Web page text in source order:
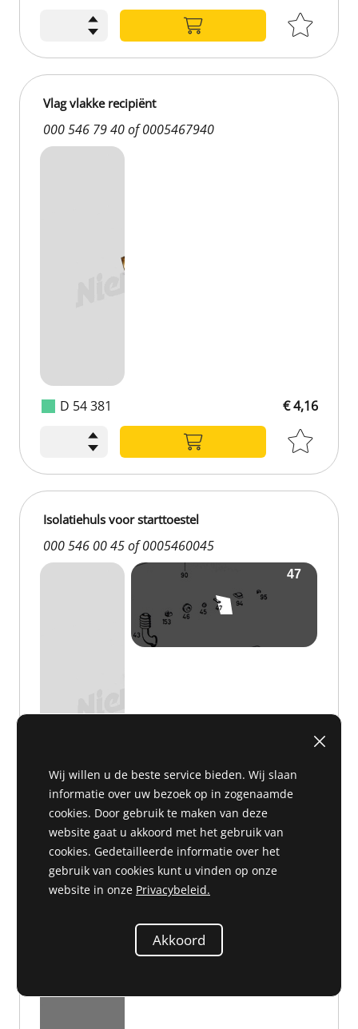
D 54 381
Vlag vlakke recipiënt
000 546 79 40 of 0005467940
€ 4,16
D 54 413
Isolatiehuls voor starttoestel
000 546 00 45 of 0005460045
000 545 80 01 of 0005458001
Wij willen u de beste service bieden. Wij slaan
informatie over uw bezoek op in zogenaamde
cookies. Door gebruik te maken van deze
website gaat u akkoord met het gebruik van
cookies. Gedetailleerde informatie over het
gebruik van cookies kunt u vinden op onze
website in onze Privacybeleid.
Akkoord